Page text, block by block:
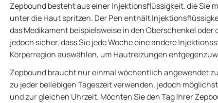
Zepbound besteht aus einer Injektionsflüssigkeit, die Sie
unter die Haut spritzen. Der Pen enthält
das Medikament beispielsweise in den Oberschenkel
jedoch sicher, dass Sie jede Woche eine andere
Körperregion auswählen, um Hautreizungen
Zepbound braucht nur einmal wöchentlich angewendet
zu jeder beliebigen Tageszeit verwenden, jedoch
und zur gleichen Uhrzeit. Möchten Sie den Tag Ihrer